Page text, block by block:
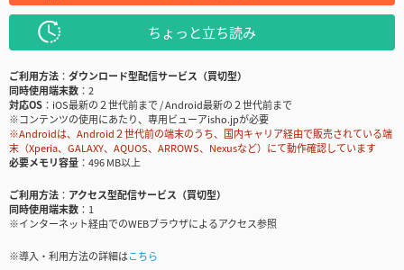
ちょっと立ち読み
ご利用方法
ダウンロード型配信サービス（買切型）
同時使用端末数
2
対応OS
iOS最新の２世代前まで / Android最新の２世代前まで
※コンテンツの使用にあたり、専用ビューアisho.jpが必要
※Androidは、Android２世代前の端末のうち、国内キャリア経由で販売されている端
末（Xperia、GALAXY、AQUOS、ARROWS、Nexusなど）にて動作確認しています
必要メモリ容量
496 MB以上
ご利用方法
アクセス型配信サービス（買切型）
同時使用端末数
1
※インターネット経由でのWEBブラウザによるアクセス参照
※導入・利用方法の詳細はこちら